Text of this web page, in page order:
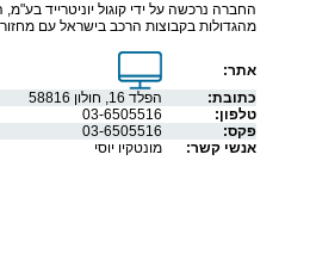
החברה נרכשה על ידי קוגול יוניטרייד
מהגדולות בקבוצות הרכב בישראל עם מחזור שנתי של כ-
אתר:
כתובת:
הפלד 16, חולון 58816
טלפון:
03-6505516
פקס:
03-6505516
אנשי קשר:
מונטקיו יוסי